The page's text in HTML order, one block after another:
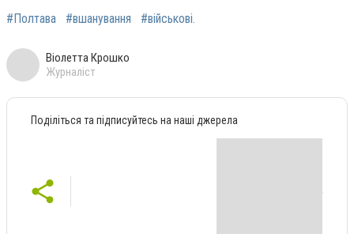
#Полтава #вшанування #військові.
Віолетта Крошко
Журналіст
Поділіться та підписуйтесь на наші джерела